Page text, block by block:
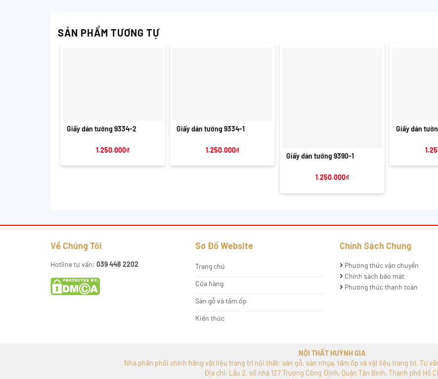
SẢN PHẨM TƯƠNG TỰ
Giấy dán tường 9334-2
1.250.000₫
Giấy dán tường 9334-1
1.250.000₫
Giấy dán tường 9390-1
1.250.000₫
Giấy dán
Về Chúng Tôi
Hotline tư vấn: 039 448 2202
Sơ Đồ Website
Trang chủ
Cửa hàng
Sàn gỗ và tấm ốp
Kiến thức
Chính Sách Chung
Phương thức vận chuyển
Chính sách bảo mật
Phương thức thanh toán
NỘI THẤT HUỲNH GIA
Nhà phân phối chính hãng vật liệu trang trí nội thất: sàn gỗ, sàn nhựa, tấm ốp và vật liệu trang trí. Tư
Địa chỉ: Lầu 2, số nhà 127 Trương Công Định, Quận Tân Bình, Thành phố Hồ